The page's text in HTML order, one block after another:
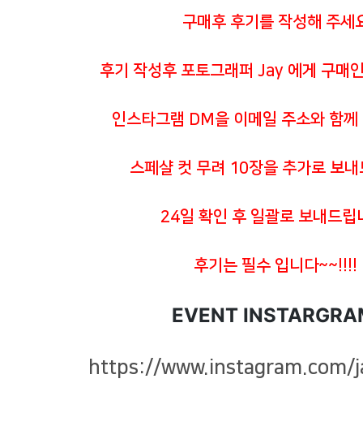
구매후 후기를 작성해 주세
후기 작성후 포토그래퍼 Jay 에게 구매
인스타그램 DM을 이메일 주소와 함께
스페샬 컷 무려 10장을 추가로 보
24일 확인 후 일괄로 보내드립
후기는 필수 입니다~~!!!!
EVENT
https://www.instagram.com/